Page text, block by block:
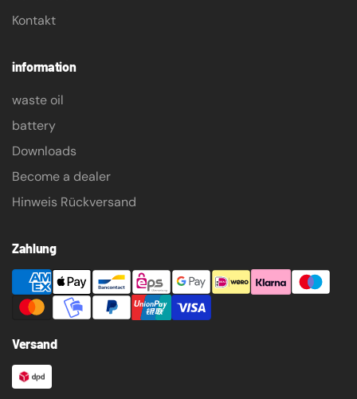
Kontakt
information
waste oil
battery
Downloads
Become a dealer
Hinweis Rückversand
Zahlung
Versand